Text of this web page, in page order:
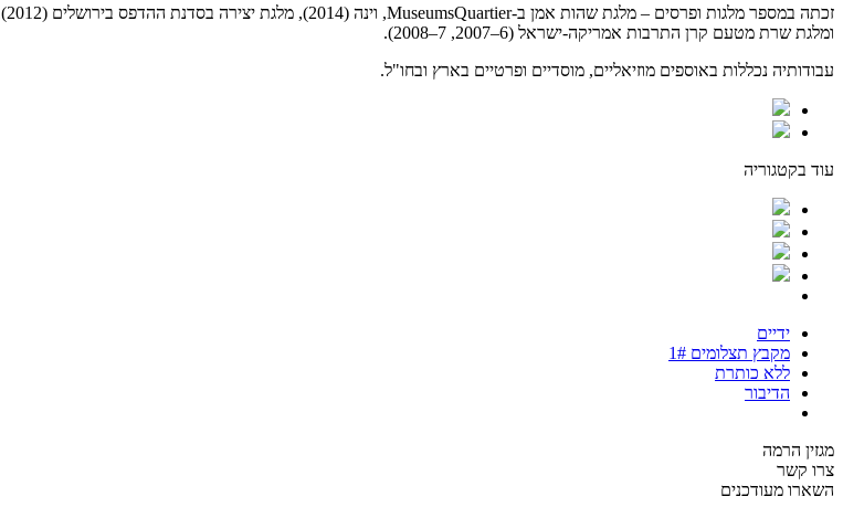
ומלגת שרת מטעם קרן התרבות אמריקה-ישראל (6–2007, 7–2008).
עבודותיה נכללות באוספים מוזיאליים, מוסדיים ופרטיים בארץ ובחו"ל.
עוד בקטגוריה
ידיים
מקבץ תצלומים 1#
ללא כותרת
הדיבור
מגזין הרמה
צרו קשר
השארו מעודכנים